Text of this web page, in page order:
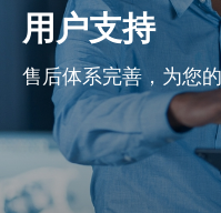
用户支持
售后体系完善，为您